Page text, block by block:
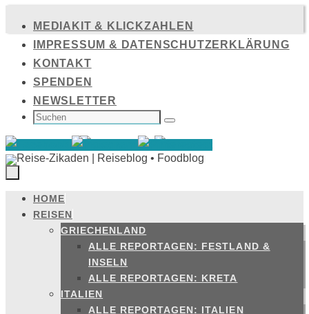
Inhalt
springen
MEDIAKIT & KLICKZAHLEN
IMPRESSUM & DATENSCHUTZERKLÄRUNG
KONTAKT
SPENDEN
NEWSLETTER
SUCHEN
NACH: Suchen
Zum
Inhalt
springen
HOME
REISEN
GRIECHENLAND
ALLE REPORTAGEN: FESTLAND &
INSELN
ALLE REPORTAGEN: KRETA
ITALIEN
ALLE REPORTAGEN: ITALIEN